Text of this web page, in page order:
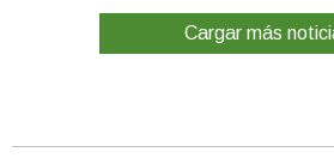
Cargar más